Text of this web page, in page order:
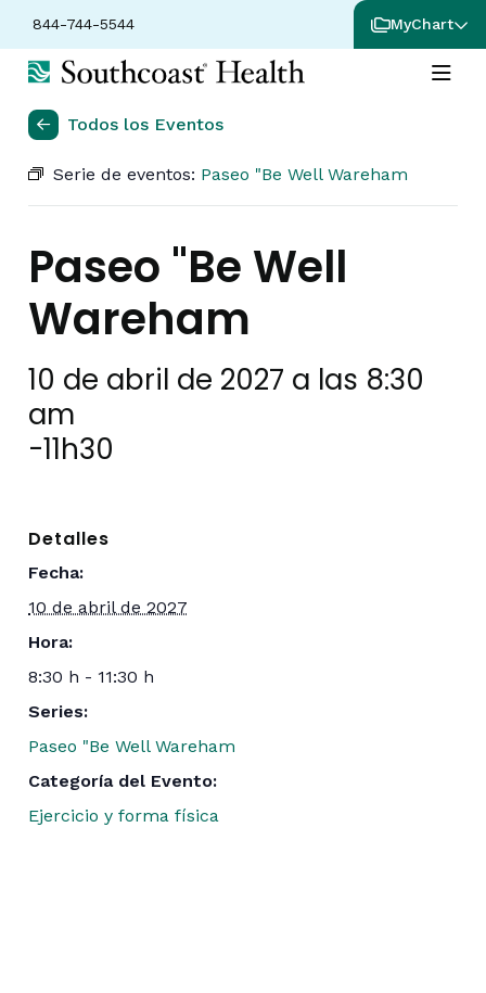
844-744-5544 MyChart
Todos los Eventos
Serie de eventos: Paseo "Be Well Wareham
Paseo "Be Well
Wareham
10 de abril de 2027 a las 8:30
am
-11h30
Detalles
Fecha:
10 de abril de 2027
Hora:
8:30 h - 11:30 h
Series:
Paseo "Be Well Wareham
Categoría del Evento:
Ejercicio y forma física